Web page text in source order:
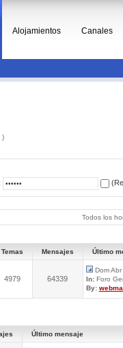
Alojamientos Canales
)
Todos los
Temas Mensajes Último
4979 64339
Dom
In:Foro
By:
Último mensaje